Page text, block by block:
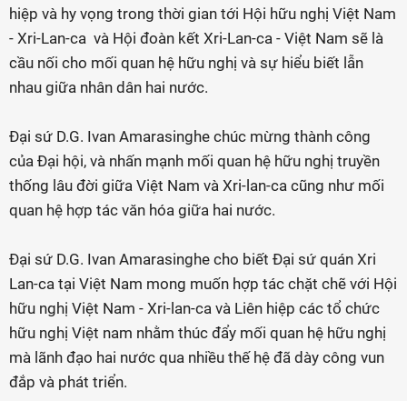
hiệp và hy vọng trong thời gian tới Hội hữu nghị Việt Nam
- Xri-Lan-ca và Hội đoàn kết Xri-Lan-ca - Việt Nam sẽ là
cầu nối cho mối quan hệ hữu nghị và sự hiểu biết lẫn
nhau giữa nhân dân hai nước.
Đại sứ D.G. Ivan Amarasinghe chúc mừng thành công
của Đại hội, và nhấn mạnh mối quan hệ hữu nghị truyền
thống lâu đời giữa Việt Nam và Xri-lan-ca cũng như mối
quan hệ hợp tác văn hóa giữa hai nước.
Đại sứ D.G. Ivan Amarasinghe cho biết Đại sứ quán Xri
Lan-ca tại Việt Nam mong muốn hợp tác chặt chẽ với Hội
hữu nghị Việt Nam - Xri-lan-ca và Liên hiệp các tổ chức
hữu nghị Việt nam nhằm thúc đẩy mối quan hệ hữu nghị
mà lãnh đạo hai nước qua nhiều thế hệ đã dày công vun
đắp và phát triển.